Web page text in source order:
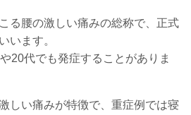
る腰の激しい痛みの総称で、正式
います。
20代でも発症することがありま
しい痛みが特徴で、重症例では寝